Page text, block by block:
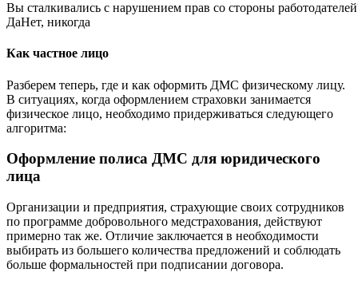
Вы сталкивались с нарушением прав со стороны
ДаНет, никогда
Как частное лицо
Разберем теперь, где и как оформить ДМС физическому лицу.
В ситуациях, когда оформлением страховки занимается
физическое лицо, необходимо придерживаться следующего
алгоритма:
Оформление полиса ДМС для юридического
лица
Организации и предприятия, страхующие своих сотрудников
по программе добровольного медстрахования, действуют
примерно так же. Отличие заключается в необходимости
выбирать из большего количества предложений и соблюдать
больше формальностей при подписании договора.